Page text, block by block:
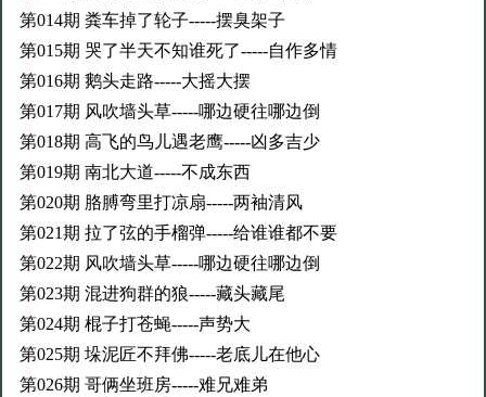
第014期 粪车掉了轮子-----摆臭架子
第015期 哭了半天不知谁死了-----自作多情
第016期 鹅头走路-----大摇大摆
第017期 风吹墙头草-----哪边硬往哪边倒
第018期 高飞的鸟儿遇老鹰-----凶多吉少
第019期 南北大道-----不成东西
第020期 胳膊弯里打凉扇-----两袖清风
第021期 拉了弦的手榴弹-----给谁谁都不要
第022期 风吹墙头草-----哪边硬往哪边倒
第023期 混进狗群的狼-----藏头藏尾
第024期 棍子打苍蝇-----声势大
第025期 垛泥匠不拜佛-----老底儿在他心
第026期 哥俩坐班房-----难兄难弟